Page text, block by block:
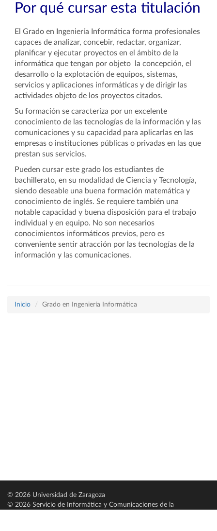
Por qué cursar esta titulación
El Grado en Ingeniería Informática forma profesionales
capaces de analizar, concebir, redactar, organizar,
planificar y ejecutar proyectos en el ámbito de la
informática que tengan por objeto la concepción, el
desarrollo o la explotación de equipos, sistemas,
servicios y aplicaciones informáticas y de dirigir las
actividades objeto de los proyectos citados.
Su formación se caracteriza por un excelente
conocimiento de las tecnologías de la información y las
comunicaciones y su capacidad para aplicarlas en las
empresas o instituciones públicas o privadas en las que
prestan sus servicios.
Pueden cursar este grado los estudiantes de
bachillerato, en su modalidad de Ciencia y Tecnología,
siendo deseable una buena formación matemática y
conocimiento de inglés. Se requiere también una
notable capacidad y buena disposición para el trabajo
individual y en equipo. No son necesarios
conocimientos informáticos previos, pero es
conveniente sentir atracción por las tecnologías de la
información y las comunicaciones.
Inicio Grado en Ingeniería Informática
© 2026 Universidad de Zaragoza
© 2026 Servicio de Informática y Comunicaciones de la